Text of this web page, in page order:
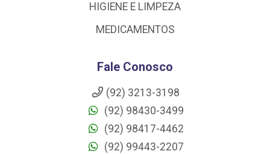
HIGIENE E LIMPEZA
MEDICAMENTOS
Fale Conosco
(92) 3213-3198
(92) 98430-3499
(92) 98417-4462
(92) 99443-2207